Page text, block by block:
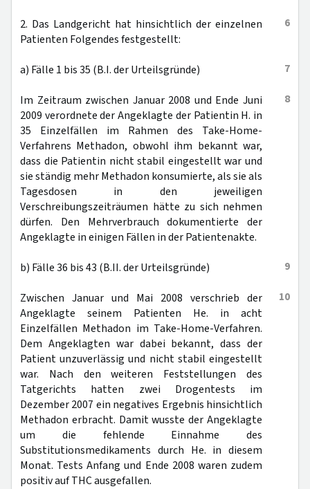
6
2. Das Landgericht hat hinsichtlich der einzelnen
Patienten Folgendes festgestellt:
7
a) Fälle 1 bis 35 (B.I. der Urteilsgründe)
8
Im Zeitraum zwischen Januar 2008 und Ende Juni
2009 verordnete der Angeklagte der Patientin H. in
35 Einzelfällen im Rahmen des Take-Home-
Verfahrens Methadon, obwohl ihm bekannt war,
dass die Patientin nicht stabil eingestellt war und
sie ständig mehr Methadon konsumierte, als sie als
Tagesdosen in den jeweiligen
Verschreibungszeiträumen hätte zu sich nehmen
dürfen. Den Mehrverbrauch dokumentierte der
Angeklagte in einigen Fällen in der Patientenakte.
9
b) Fälle 36 bis 43 (B.II. der Urteilsgründe)
10
Zwischen Januar und Mai 2008 verschrieb der
Angeklagte seinem Patienten He. in acht
Einzelfällen Methadon im Take-Home-Verfahren.
Dem Angeklagten war dabei bekannt, dass der
Patient unzuverlässig und nicht stabil eingestellt
war. Nach den weiteren Feststellungen des
Tatgerichts hatten zwei Drogentests im
Dezember 2007 ein negatives Ergebnis hinsichtlich
Methadon erbracht. Damit wusste der Angeklagte
um die fehlende Einnahme des
Substitutionsmedikaments durch He. in diesem
Monat. Tests Anfang und Ende 2008 waren zudem
positiv auf THC ausgefallen.